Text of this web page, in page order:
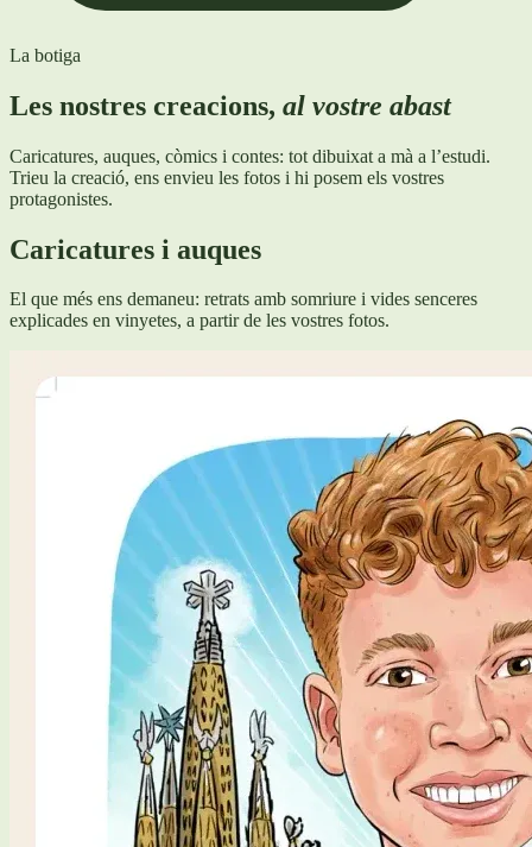
La botiga
Les nostres creacions, al vostre abast
Caricatures, auques, còmics i contes: tot dibuixat a mà a l’estudi.
Trieu la creació, ens envieu les fotos i hi posem els vostres
protagonistes.
Caricatures i auques
El que més ens demaneu: retrats amb somriure i vides senceres
explicades en vinyetes, a partir de les vostres fotos.